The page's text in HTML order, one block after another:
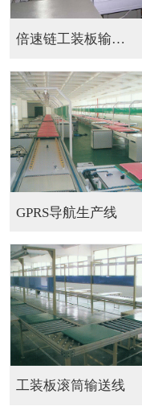
不锈钢皮带流水线
双边皮带流水线
PU带食品流水线